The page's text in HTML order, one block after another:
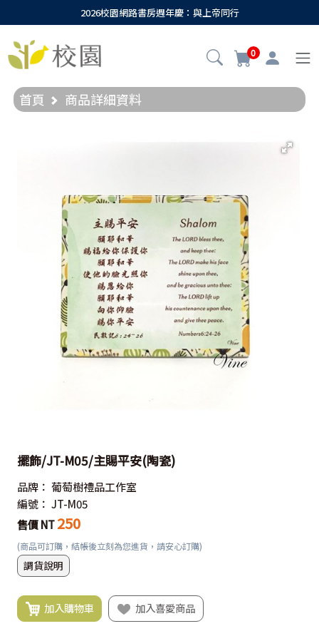
2026校園網路書房週年慶：與上帝同行
0
首頁 商品詳細資料
擺飾/JT-M05/主賜平安(陶瓷)
品牌： 葡萄樹禮品工作室
編號： JT-M05
售價 NT 250
(商品可訂購，結帳後立刻為您進貨，請安心訂購)
調貨說明
加入購物車 加入喜愛商品